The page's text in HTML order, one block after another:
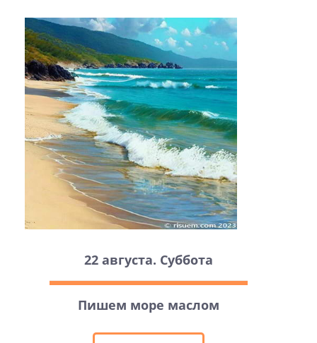
22 августа. Суббота
Пишем море маслом